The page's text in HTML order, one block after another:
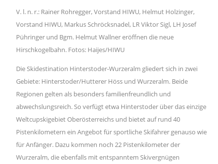
V. l. n. r.: Rainer Rohregger, Vorstand HIWU, Helmut Holzinger,
Vorstand HIWU, Markus Schröcksnadel, LR Viktor Sigl, LH Josef
Pühringer und Bgm. Helmut Wallner eröffnen die neue
Hirschkogelbahn. Fotos: Haijes/HIWU
Die Skidestination Hinterstoder-Wurzeralm gliedert sich in zwei
Gebiete: Hinterstoder/Hutterer Höss und Wurzeralm. Beide
Regionen gelten als besonders familienfreundlich und
abwechslungsreich. So verfügt etwa Hinterstoder über das einzige
Weltcupskigebiet Oberösterreichs und bietet auf rund 40
Pistenkilometern ein Angebot für sportliche Skifahrer genauso wie
für Anfänger. Dazu kommen noch 22 Pistenkilometer der
Wurzeralm, die ebenfalls mit entspanntem Skivergnügen